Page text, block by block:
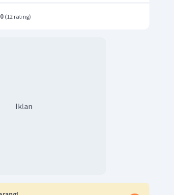
(12 rating)
Iklan